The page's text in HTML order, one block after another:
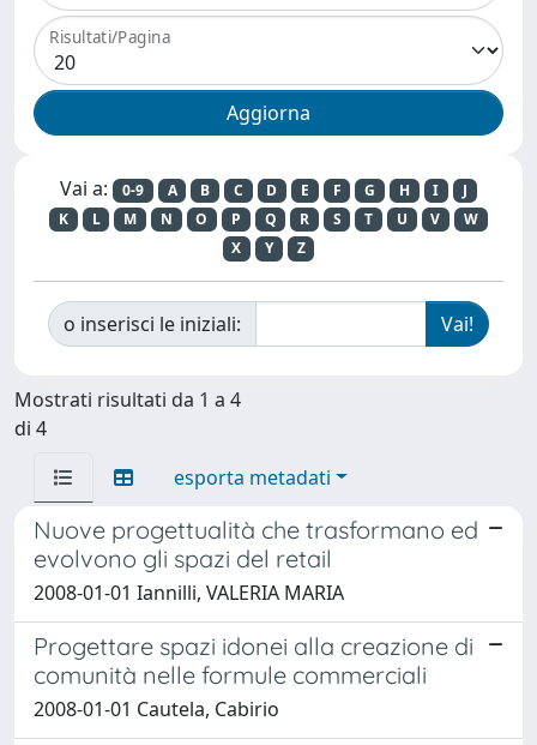
Risultati/Pagina
Vai a: 0-9 A B C D E F G H I
J
K
L M N O P Q R S T U V
W
X
Y Z
o inserisci le iniziali:
Mostrati risultati da 1 a 4
di 4
esporta metadati
Nuove progettualità che trasformano ed
evolvono gli spazi del retail
2008-01-01 Iannilli, VALERIA MARIA
Progettare spazi idonei alla creazione di
comunità nelle formule commerciali
2008-01-01 Cautela, Cabirio